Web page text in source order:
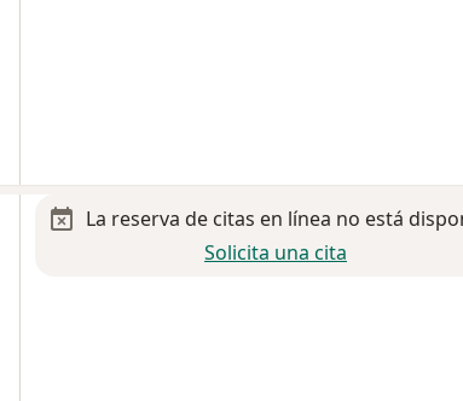
La reserva de citas en línea no está
Solicita una cita